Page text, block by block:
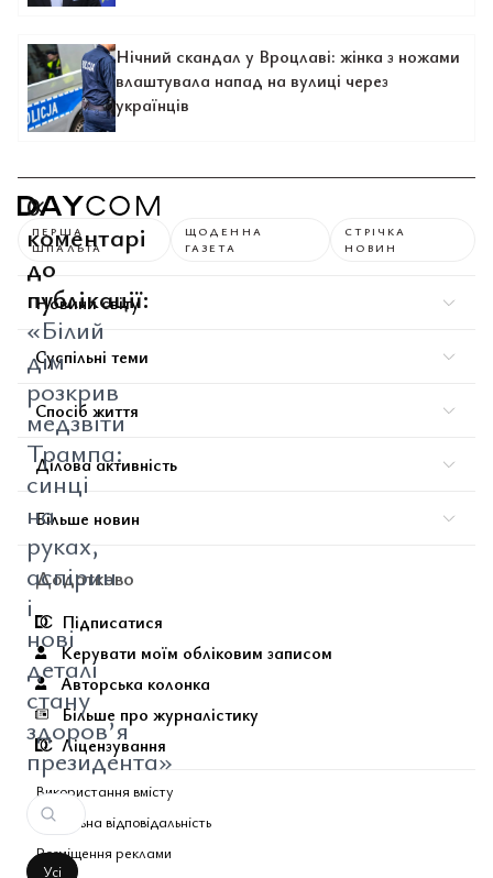
Нічний скандал у Вроцлаві: жінка з ножами
влаштувала напад на вулиці через
українців
0
коментарі
до
публікації:
«Білий
дім
розкрив
медзвіти
Трампа:
синці
на
руках,
аспірин
і
нові
деталі
стану
здоров’я
президента»
Усі
ПЕРША
ШПАЛЬТА
ЩОДЕННА
ГАЗЕТА
СТРІЧКА
НОВИН
Новини світу
Суспільні теми
Спосіб життя
Ділова активність
Більше новин
Додатково
Підписатися
Керувати моїм обліковим записом
Авторська колонка
Більше про журналістику
Ліцензування
Використання вмісту
Соціальна відповідальність
Розміщення реклами